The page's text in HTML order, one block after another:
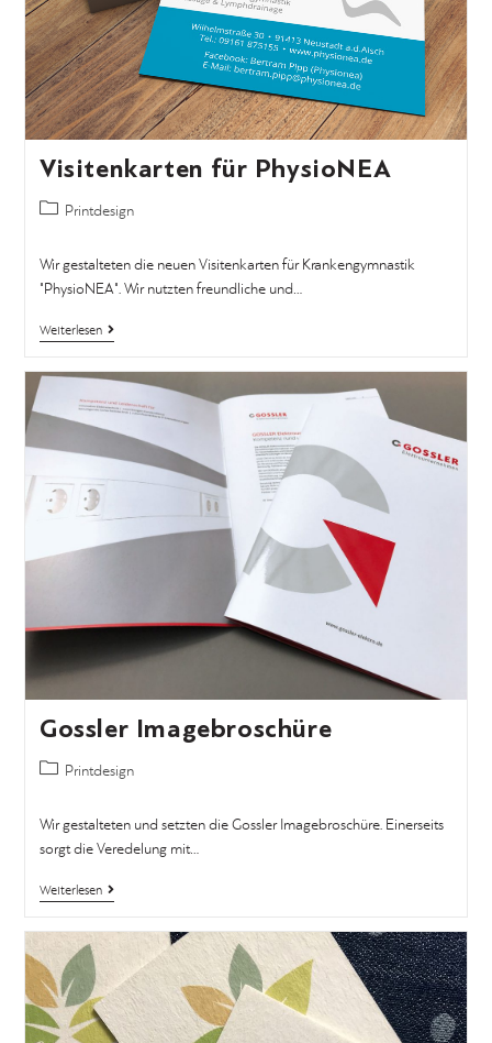
Visitenkarten für PhysioNEA
Printdesign
Wir gestalteten die neuen Visitenkarten für Krankengymnastik
"PhysioNEA". Wir nutzten freundliche und…
Weiterlesen
Gossler Imagebroschüre
Printdesign
Wir gestalteten und setzten die Gossler Imagebroschüre. Einerseits
sorgt die Veredelung mit…
Weiterlesen